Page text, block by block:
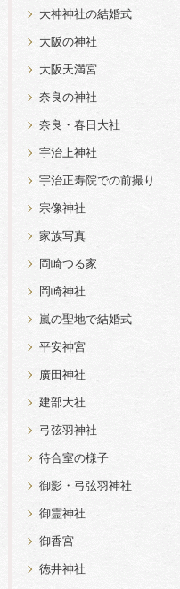
大神神社の結婚式
大阪の神社
大阪天満宮
奈良の神社
奈良・春日大社
宇治上神社
宇治正寿院での前撮り
宗像神社
家族写真
岡崎つる家
岡崎神社
嵐の聖地で結婚式
平安神宮
廣田神社
建部大社
弓弦羽神社
待合室の様子
御影・弓弦羽神社
御霊神社
御香宮
徳井神社